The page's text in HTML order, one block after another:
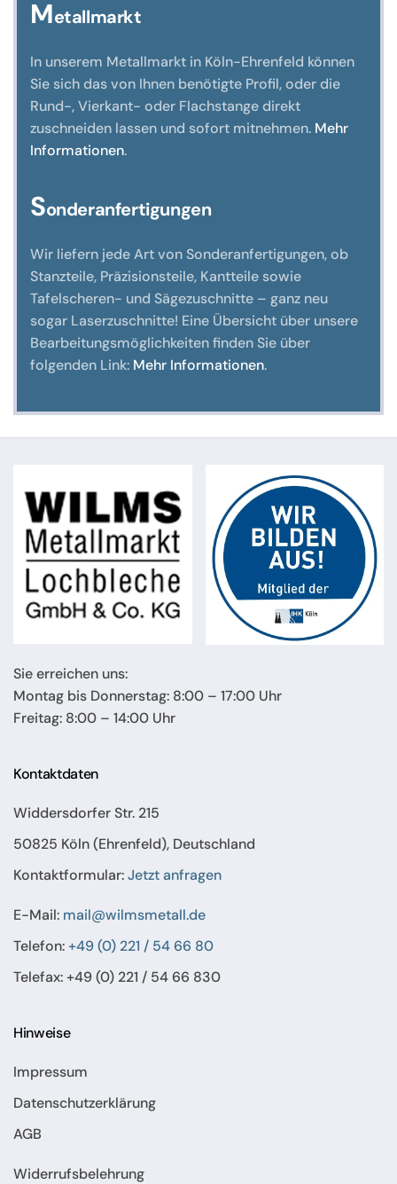
Metallmarkt
In unserem Metallmarkt in Köln-Ehrenfeld können
Sie sich das von Ihnen benötigte Profil, oder die
Rund-, Vierkant- oder Flachstange direkt
zuschneiden lassen und sofort mitnehmen. Mehr
Informationen.
Sonderanfertigungen
Wir liefern jede Art von Sonderanfertigungen, ob
Stanzteile, Präzisionsteile, Kantteile sowie
Tafelscheren- und Sägezuschnitte – ganz neu
sogar Laserzuschnitte! Eine Übersicht über unsere
Bearbeitungsmöglichkeiten finden Sie über
folgenden Link: Mehr Informationen.
Sie erreichen uns:
Montag bis Donnerstag: 8:00 – 17:00 Uhr
Freitag: 8:00 – 14:00 Uhr
Kontaktdaten
Widdersdorfer Str. 215
50825 Köln (Ehrenfeld), Deutschland
Kontaktformular:Jetzt anfragen
E-Mail: mail@wilmsmetall.de
Telefon:+49 (0) 221 / 54 66 80
Telefax: +49 (0) 221 / 54 66 830
Hinweise
Impressum
Datenschutzerklärung
AGB
Widerrufsbelehrung